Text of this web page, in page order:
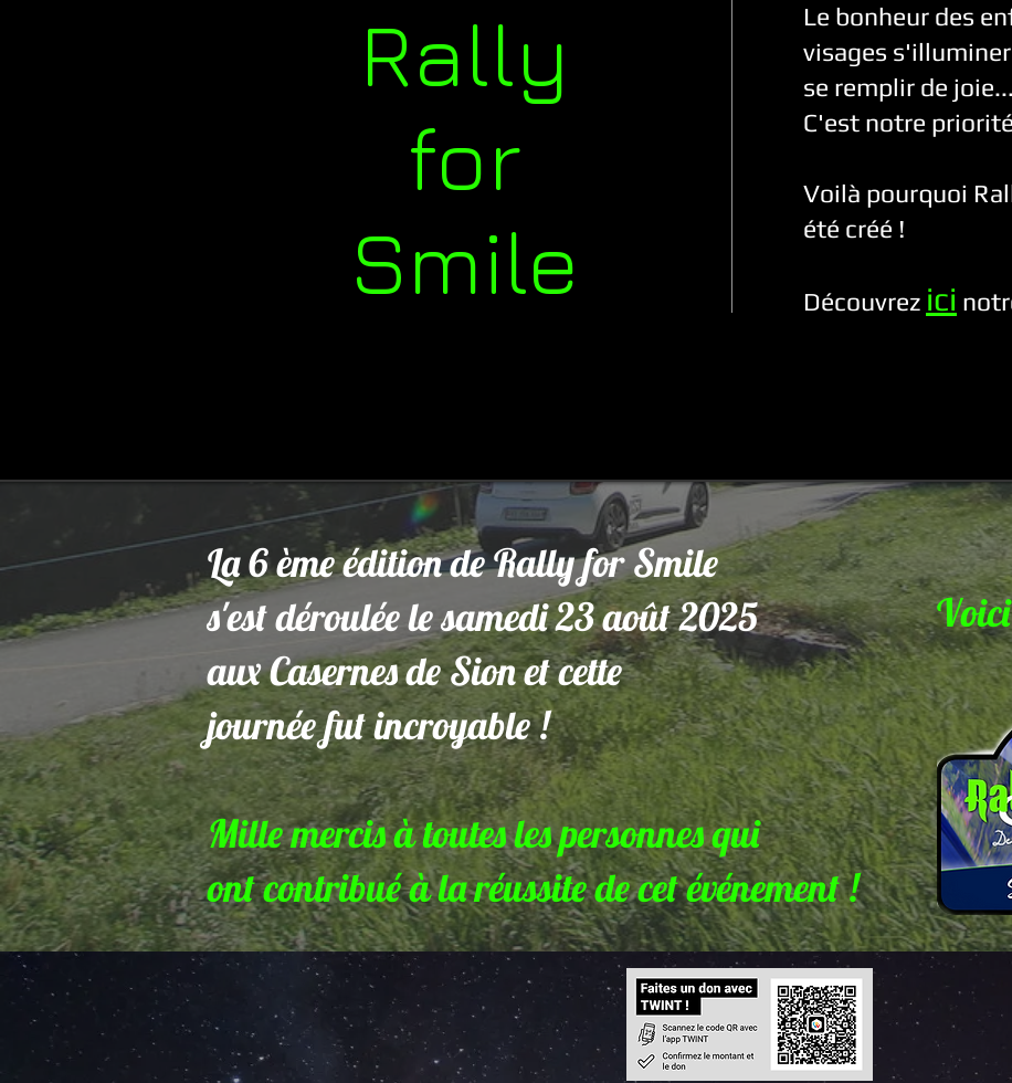
Rally
for
Smile
Le bonheur des
visages
se remplir de joie...
C'est notre
Voilà pourquoi
été créé !
Découvrez ici
La 6 ème édition de Rally for Smile
s'est déroulée le samedi 23 août 2025
aux Casernes de Sion et cette
journée fut incroyable !
Mille mercis à toutes les personnes qui
ont contribué à la réussite de cet événement !